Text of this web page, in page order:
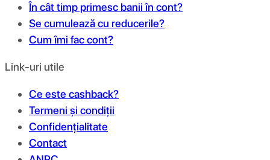
În cât timp primesc banii în cont?
Se cumulează cu reducerile?
Cum îmi fac cont?
Link-uri utile
Ce este cashback?
Termeni și condiții
Confidențialitate
Contact